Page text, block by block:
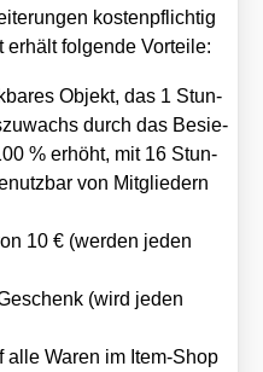
kos­ten­pflich­tig
fol­gen­de Vor­tei­le:
Objekt, das 1 Stun­
durch das Besie­
% erhöht, mit 16 Stun­
von Mit­glie­dern
10 € (wer­den jeden
(wird jeden
alle Waren im Item-Shop